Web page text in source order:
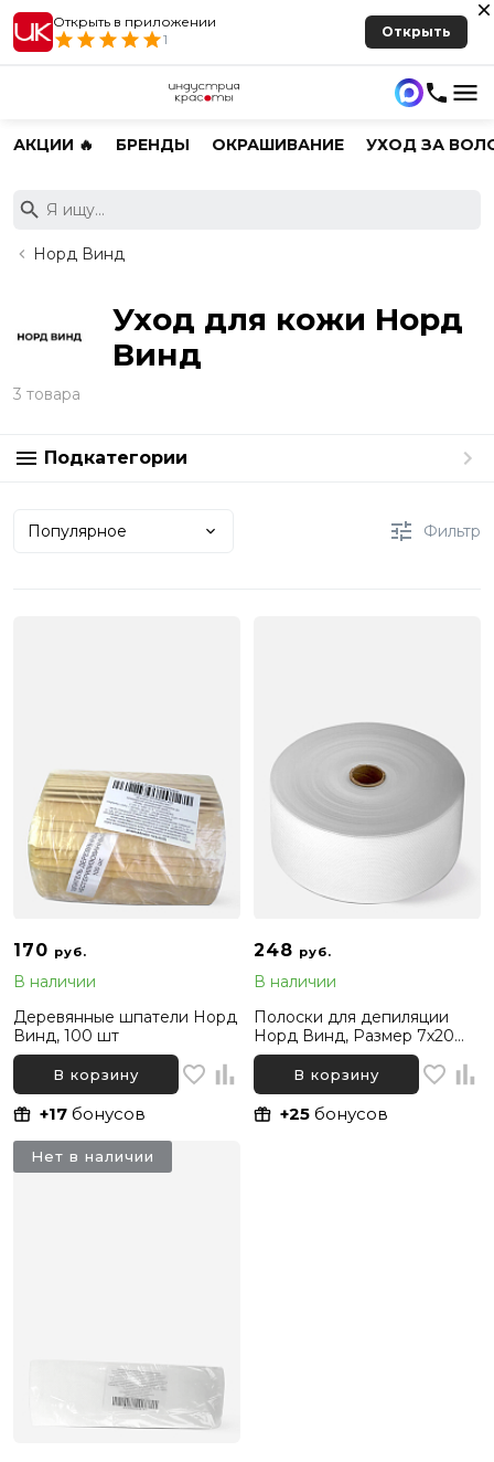
Открыть в приложении
1
Открыть
АКЦИИ 🔥 БРЕНДЫ ОКРАШИВАНИЕ УХОД ЗА
Норд Винд
Уход для кожи Норд
Винд
3 товара
Подкатегории
Популярное Фильтр
170 руб.
В наличии
Деревянные шпатели Норд
Винд, 100 шт
В корзину
+17 бонусов
248 руб.
В наличии
Полоски для депиляции
Норд Винд, Размер 7х20
см, 250 шт
В корзину
+25 бонусов
Нет в наличии